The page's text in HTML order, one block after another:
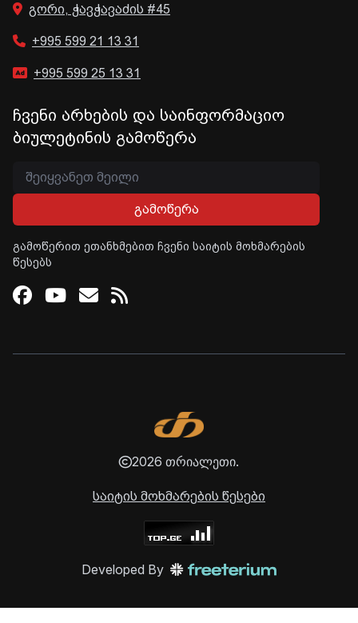
გორი, ჭავჭავაძის #45
+995 599 21 13 31
+995 599 25 13 31
ჩვენი არხების და საინფორმაციო
ბიულეტინის გამოწერა
გამოწერა
გამოწერით ეთანხმებით ჩვენი საიტის მოხმარების
წესებს
Facebook
Youtube
Email
RSS
2026 თრიალეთი.
საიტის მოხმარების წესები
Developed By